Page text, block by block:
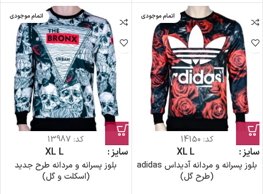
اتمام موجودی
کد: 14150
سایز L
XL
بلوز پسرانه و مردانه آدیداس adidas
(طرح گل)
اتمام موجودی
کد: 13987
سایز L
XL
بلوز پسرانه و مردانه طرح جدید
(اسکلت و گل)